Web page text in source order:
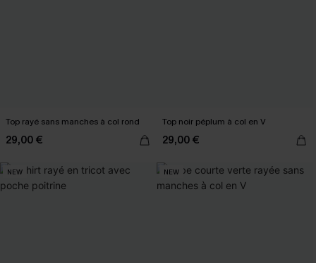
Top rayé sans manches à col rond
29,00 €
Top noir péplum à col en V
29,00 €
NEW NEW